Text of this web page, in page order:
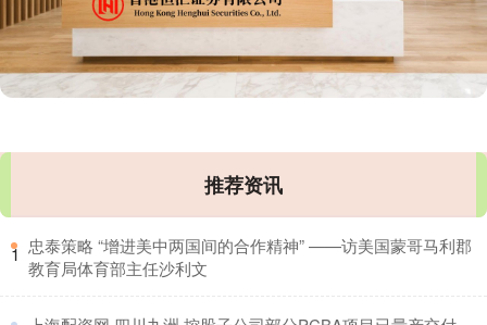
推荐资讯
1 ​忠泰策略 “增进美中两国间的合作精神” ——访美国蒙哥马利郡
教育局体育部主任沙利文